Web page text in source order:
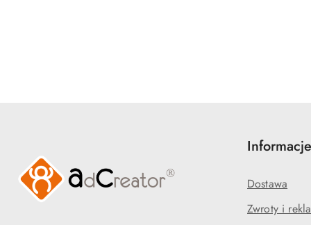
Informacje
Dostawa
Zwroty i